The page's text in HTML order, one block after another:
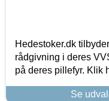
Hedestoker.dk
rådgivning i deres
på deres pillefyr. Klik
Se